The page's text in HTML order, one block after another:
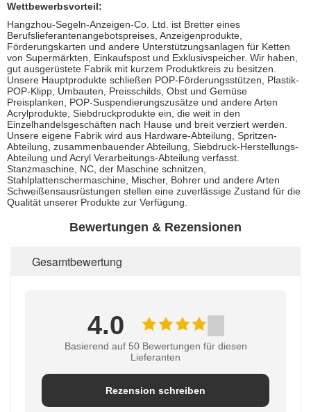
Wettbewerbsvorteil:
Hangzhou-Segeln-Anzeigen-Co. Ltd. ist Bretter eines
Berufslieferantenangebotspreises, Anzeigenprodukte,
Förderungskarten und andere Unterstützungsanlagen für Ketten
von Supermärkten, Einkaufspost und Exklusivspeicher. Wir haben,
gut ausgerüstete Fabrik mit kurzem Produktkreis zu besitzen.
Unsere Hauptprodukte schließen POP-Förderungsstützen, Plastik-
POP-Klipp, Umbauten, Preisschilds, Obst und Gemüse
Preisplanken, POP-Suspendierungszusätze und andere Arten
Acrylprodukte, Siebdruckprodukte ein, die weit in den
Einzelhandelsgeschäften nach Hause und breit verziert werden.
Unsere eigene Fabrik wird aus Hardware-Abteilung, Spritzen-
Abteilung, zusammenbauender Abteilung, Siebdruck-Herstellungs-
Abteilung und Acryl Verarbeitungs-Abteilung verfasst.
Stanzmaschine, NC, der Maschine schnitzen,
Stahlplattenschermaschine, Mischer, Bohrer und andere Arten
Schweißensausrüstungen stellen eine zuverlässige Zustand für die
Qualität unserer Produkte zur Verfügung.
Bewertungen & Rezensionen
Gesamtbewertung
4.0
Basierend auf 50 Bewertungen für diesen
Lieferanten
Rezension schreiben